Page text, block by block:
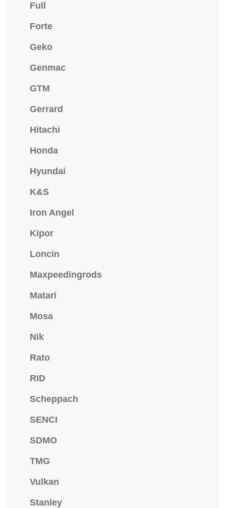
Full
Forte
Geko
Genmac
GTM
Gerrard
Hitachi
Honda
Hyundai
K&S
Iron Angel
Kipor
Loncin
Maxpeedingrods
Matari
Mosa
Nik
Rato
RID
Scheppach
SENCI
SDMO
TMG
Vulkan
Stanley